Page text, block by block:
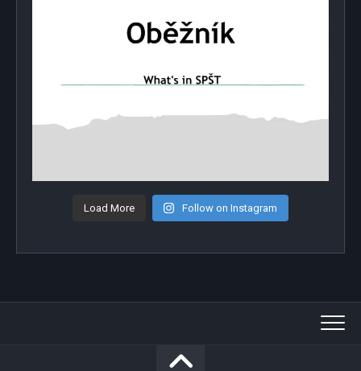
Load More Follow on Instagram